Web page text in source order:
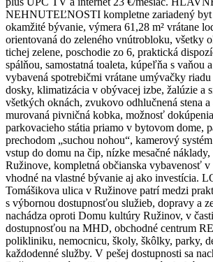
NEHNUTEĽNOSTI kompletne zariadený byt
okamžité bývanie, výmera 61,28 m² vrátane
orientovaná do zeleného vnútrobloku, všetky
tichej zelene, poschodie zo 6, praktická
spálňou, samostatná toaleta, kúpeľňa s vaňou
vybavená spotrebičmi vrátane umývačky
dosky, klimatizácia v obývacej izbe, žalúzie a
všetkých oknách, zvukovo odhlučnená stena
murovaná pivničná kobka, možnosť
parkovacieho státia priamo v bytovom dome,
prechodom „suchou nohou“, kamerový
vstup do domu na čip, nízke mesačné
Ružinove, kompletná občianska vybavenosť v
vhodné na vlastné bývanie aj ako investícia.
Tomášikova ulica v Ružinove patrí medzi
s výbornou dostupnosťou služieb, dopravy a
nachádza oproti Domu kultúry Ružinov, v
dostupnosťou na MHD, obchodné centrum
polikliniku, nemocnicu, školy, škôlky, parky,
každodenné služby. V pešej dostupnosti sa